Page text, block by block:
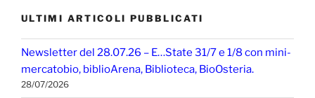
ULTIMI ARTICOLI PUBBLICATI
Newsletter del 28.07.26 – E…State 31/7 e 1/8 con mini-
mercatobio, biblioArena, Biblioteca, BioOsteria.
28/07/2026